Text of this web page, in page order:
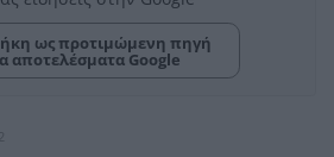
ως προτιμώμενη πηγή
αποτελέσματα Google